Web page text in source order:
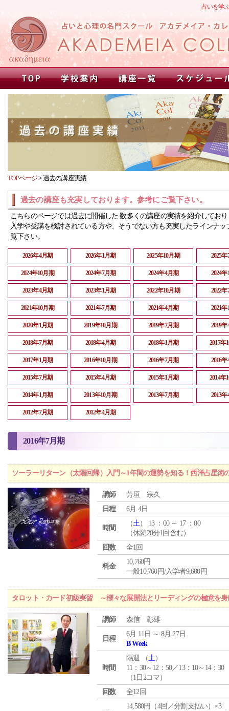
占いを学
TOPページ>過去の講座実績
過去の講座も充実しております。参考にご覧下さい。
こちらのページでは過去に開催した 数多くの講座の実績を紹介してお
入学や受講を検討されている方や、そうでない方も充実したラインナッ
覧下さい。
2026年4月期 2026年1月期 2025年10月期 2025
2024年10月期 2024年7月期 2024年4月期 2024
2023年4月期 2023年1月期 2022年10月期 2022
2021年10月期 2021年7月期 2021年4月期 2021
2020年1月期 2019年10月期 2019年7月期 2019
2018年7月期 2018年4月期 2018年1月期 2017年
2017年1月期 2016年10月期 2016年7月期 2016
2015年7月期 2015年4月期 2015年1月期 2014年
2014年1月期 2013年10月期 2013年7月期 2013
2012年7月期 2012年4月期
2016年7月期
ソーラーリターン（太陽回帰）入門～1年間の運勢を知る！西洋占星術
講師
芳垣 宗久
日程
6月 4日
時間
（土） 13 ：00 ～ 17 ：00
（休憩20分1回含む）
回数
全1回
料金
10,760円
一般10,760円/入学者9,680円
タロット・カード初級実習 ～様々な展開法とリーディングの極意を身
講師 森信 彰雄
日程
6月 11日 ～ 8月 27日
B Week
時間
隔週 （土）
11：30～12：50／13：10～14：30
（1日2コマ）
回数
全12回
14,580円（4回／分割支払い）×3